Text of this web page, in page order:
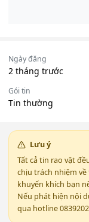
Ngày đăng
2 tháng trước
Gói tin
Tin thường
Lưu ý
Tất cả tin rao vặt
chịu trách nhiệm
khuyến khích bạn
Nếu phát hiện nội
qua hotline